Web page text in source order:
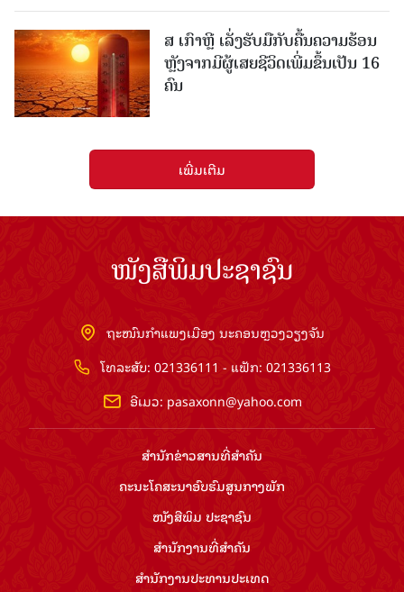
ສ ເກົາຫຼີ ເລັ່ງຮັບມືກັບຄື້ນຄວາມຮ້ອນ
ຫຼັງຈາກມີຜູ້ເສຍຊີວິດເພີ່ມຂຶ້ນເປັນ 16
ຄົນ
ເພີ່ມເຕີມ
ໜັງສືພິມປະຊາຊົນ
ຖະໜົນກຳແພງເມືອງ ນະຄອນຫຼວງວຽງຈັນ
ໂທລະສັບ: 021336111 - ແຟັກ: 021336113
ອີເມວ: pasaxonn@yahoo.com
ສຳ​ນັກ​ຂ່າວ​ສານ​ທີ່​ສຳ​ຄັນ​
ຄະນະໂຄສະນາອົບຮົມ​ສູນ​ກາງ​ພັກ
ໜັງສືພິມ ປະ​ຊາ​ຊົນ
ສຳ​ນັກ​ງານ​ທີ່​ສຳ​ຄັນ
ສຳ​ນັກ​ງານ​ປະ​ທານ​ປະ​ເທດ